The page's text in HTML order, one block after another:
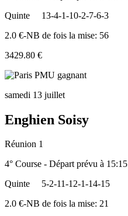
Quinte
13-4-1-10-2-7-6-3
2.0 €-NB de fois la mise: 56
3429.80 €
samedi 13 juillet
Enghien Soisy
Réunion 1
4° Course - Départ prévu à 15:15
Quinte
5-2-11-12-1-14-15
2.0 €-NB de fois la mise: 21